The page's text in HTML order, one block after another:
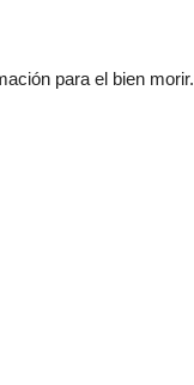
para el bien morir.